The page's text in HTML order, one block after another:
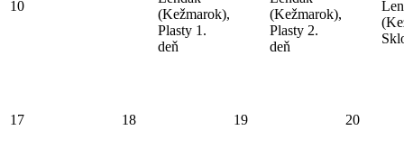
10
(Kežmarok),
Plasty 1.
deň
(Kežmarok),
Plasty 2.
deň
17 18 19 20